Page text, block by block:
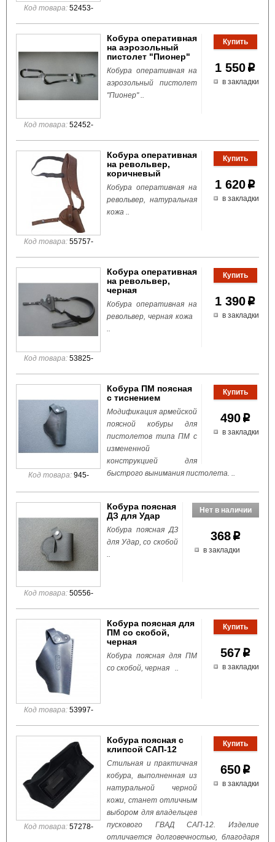
Код товара: 52453-
1 550 p
в закладки
Код товара: 52452-
Кобура оперативная
на аэрозольный
пистолет "Пионер"
Кобура оперативная на
аэрозольный пистолет
"Пионер" ..
1 620 p
в закладки
Код товара: 55757-
Кобура оперативная
на револьвер,
коричневый
Кобура оперативная на
револьвер, натуральная
кожа ..
1 390 p
в закладки
Код товара: 53825-
Кобура оперативная
на револьвер,
черная
Кобура оперативная на
револьвер, черная кожа
..
490p
в закладки
Код товара: 945-
Кобура ПМ поясная
с тиснением
Модификация армейской
поясной кобуры для
пистолетов типа ПМ с
измененной
конструкцией для
быстрого вынимания пистолета. ..
368 p
в закладки
Код товара: 50556-
Кобура поясная
ДЗ для Удар
Кобура поясная ДЗ
для Удар, со скобой
..
567p
в закладки
Код товара: 53997-
Кобура поясная для
ПМ со скобой,
черная
Кобура поясная для ПМ
со скобой, черная ..
650p
в закладки
Код товара: 57278-
Кобура поясная с
клипсой САП-12
Стильная и практичная
кобура, выполненная из
натуральной черной
кожи, станет отличным
выбором для владельцев
пускового ГВАД САП-12. Изделие
отличается долговечностью, благодаря